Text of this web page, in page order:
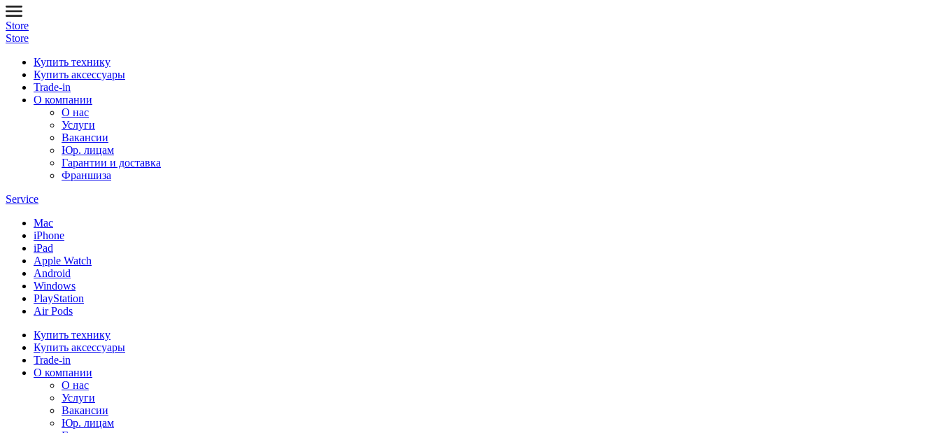
Store
Store
Купить технику
Купить аксессуары
Trade-in
О компании
О нас
Услуги
Вакансии
Юр. лицам
Гарантии и доставка
Франшиза
Service
Mac
iPhone
iPad
Apple Watch
Android
Windows
PlayStation
Air Pods
Купить технику
Купить аксессуары
Trade-in
О компании
О нас
Услуги
Вакансии
Юр. лицам